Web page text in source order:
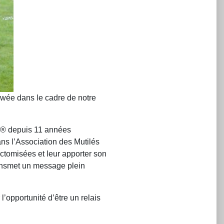
dans le cadre de notre
depuis 11 années
l’Association des Mutilés
et leur apporter son
un message plein
d’être un relais